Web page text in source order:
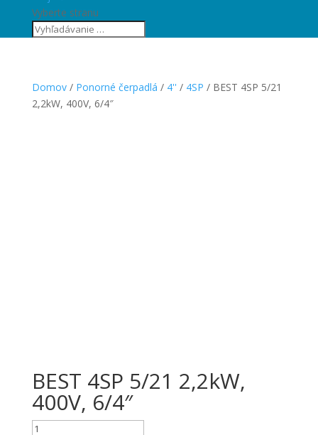
Vyberte stranu
Domov/ Ponorné čerpadlá / 4'' / 4SP / BEST 4SP 5/21
2,2kW, 400V, 6/4″
BEST 4SP 5/21 2,2kW,
400V, 6/4″
množstvo